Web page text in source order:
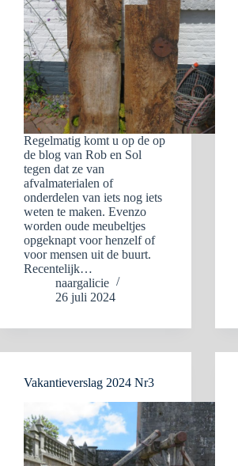
Regelmatig komt u op de op
de blog van Rob en Sol
tegen dat ze van
afvalmaterialen of
onderdelen van iets nog iets
weten te maken. Evenzo
worden oude meubeltjes
opgeknapt voor henzelf of
voor mensen uit de buurt.
Recentelijk…
naargalicie
26 juli 2024
Vakantieverslag 2024 Nr3